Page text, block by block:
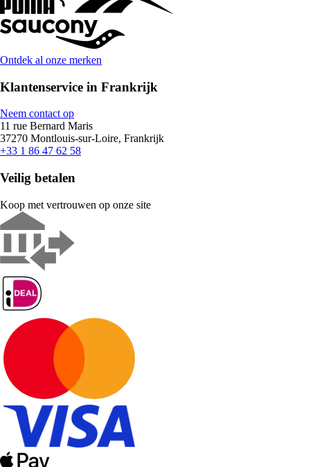
Ontdek al onze merken
Klantenservice in Frankrijk
Neem contact op
11 rue Bernard Maris
37270 Montlouis-sur-Loire, Frankrijk
+33 1 86 47 62 58
Veilig betalen
Koop met vertrouwen op onze site